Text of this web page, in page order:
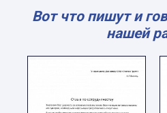
Вот что пишут и
нашей